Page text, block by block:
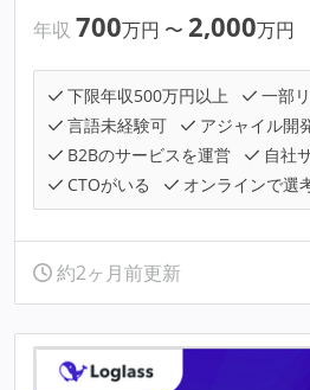
年収 700万円 〜 2,000万円
下限年収500万円以上
一部
言語未経験可
アジャイル開
B2Bのサービスを運営
自社
CTOがいる
オンラインで選
約2ヶ月前更新